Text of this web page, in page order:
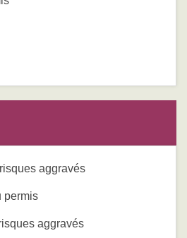
aggravés
permis
aggravés